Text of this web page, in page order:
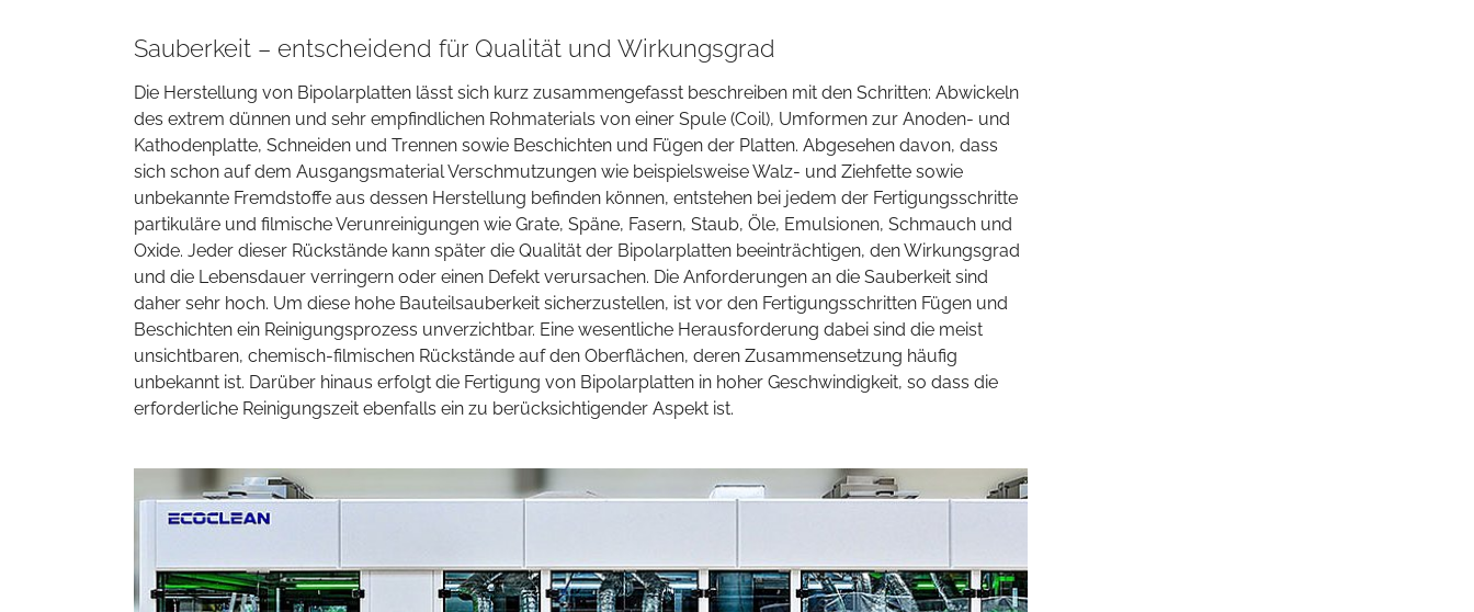
Sauberkeit – entscheidend für Qualität und Wirkungsgrad
Die Herstellung von Bipolarplatten lässt sich kurz zusammengefasst beschreiben mit den Schritten: Abwickeln
des extrem dünnen und sehr empfindlichen Rohmaterials von einer Spule (Coil), Umformen zur Anoden- und
Kathodenplatte, Schneiden und Trennen sowie Beschichten und Fügen der Platten. Abgesehen davon, dass
sich schon auf dem Ausgangsmaterial Verschmutzungen wie beispielsweise Walz- und Ziehfette sowie
unbekannte Fremdstoffe aus dessen Herstellung befinden können, entstehen bei jedem der Fertigungsschritte
partikuläre und filmische Verunreinigungen wie Grate, Späne, Fasern, Staub, Öle, Emulsionen, Schmauch und
Oxide. Jeder dieser Rückstände kann später die Qualität der Bipolarplatten beeinträchtigen, den Wirkungsgrad
und die Lebensdauer verringern oder einen Defekt verursachen. Die Anforderungen an die Sauberkeit sind
daher sehr hoch. Um diese hohe Bauteilsauberkeit sicherzustellen, ist vor den Fertigungsschritten Fügen und
Beschichten ein Reinigungsprozess unverzichtbar. Eine wesentliche Herausforderung dabei sind die meist
unsichtbaren, chemisch-filmischen Rückstände auf den Oberflächen, deren Zusammensetzung häufig
unbekannt ist. Darüber hinaus erfolgt die Fertigung von Bipolarplatten in hoher Geschwindigkeit, so dass die
erforderliche Reinigungszeit ebenfalls ein zu berücksichtigender Aspekt ist.